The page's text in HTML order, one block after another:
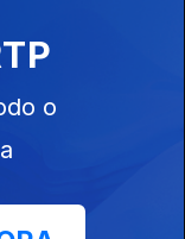
que perdeu
o